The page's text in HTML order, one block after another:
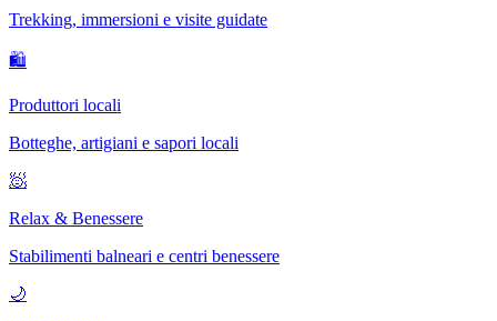
Trekking, immersioni e visite guidate
🛍
Produttori locali
Botteghe, artigiani e sapori locali
🧖
Relax & Benessere
Stabilimenti balneari e centri benessere
🌙